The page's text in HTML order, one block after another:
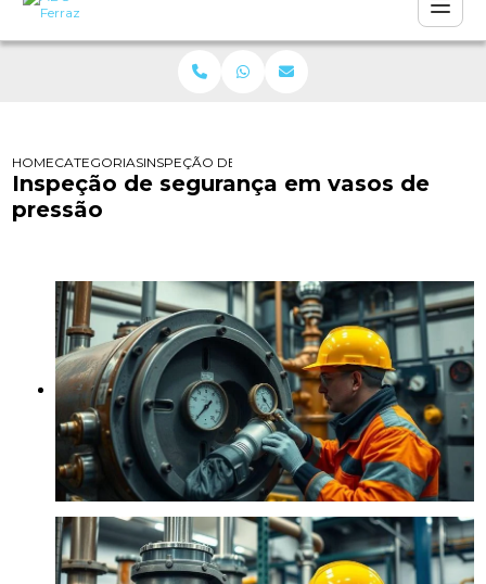
HOMECATEGORIASINSPEÇÃO DE SEGURANÇA EM VASOS DE
Inspeção de segurança em vasos de
pressão